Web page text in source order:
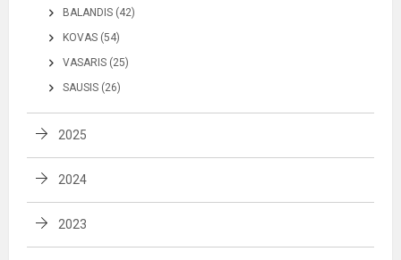
BALANDIS (42)
KOVAS (54)
VASARIS (25)
SAUSIS (26)
2025
2024
2023